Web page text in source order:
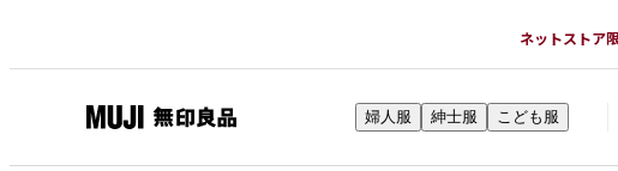
ネットストア
婦人服 紳士服 こども服